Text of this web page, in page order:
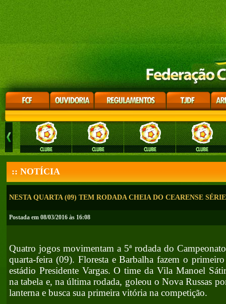
:: NOTÍCIA
NESTA QUARTA (09) TEM RODADA CHEIA DO CEARENSE
Postada em 08/03/2016 às 16:08
Quatro jogos movimentam a 5ª rodada do
quarta-feira (09). Floresta e Barbalha fazem o
estádio Presidente Vargas. O time da Vila Manoel
na tabela e, na última rodada, goleou o Nova Russas
lanterna e busca sua primeira vitória na competição.